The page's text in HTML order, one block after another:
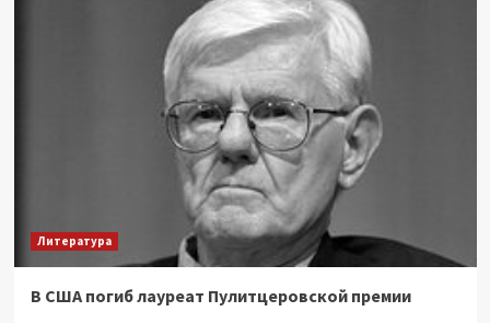
Литература
В США погиб лауреат Пулитцеровской премии